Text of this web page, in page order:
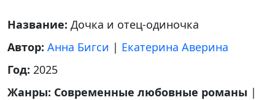
Название: Дочка и отец-одиночка
Автор: Анна Бигси | Екатерина Аверина
Год: 2025
Жанры: Современные любовные романы |